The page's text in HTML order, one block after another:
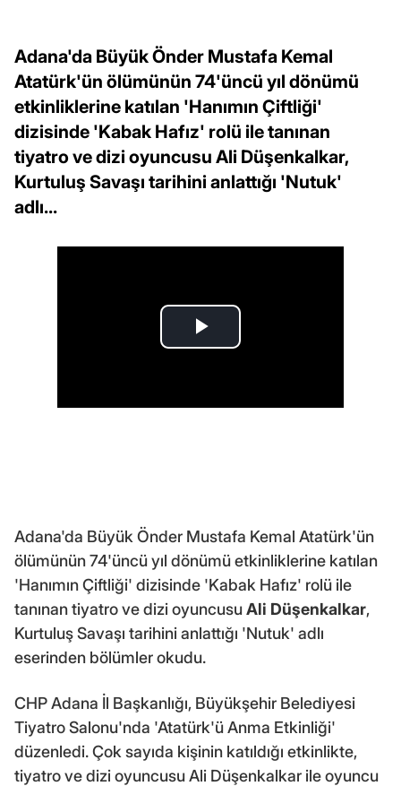
Adana'da Büyük Önder Mustafa Kemal
Atatürk'ün ölümünün 74'üncü yıl dönümü
etkinliklerine katılan 'Hanımın Çiftliği'
dizisinde 'Kabak Hafız' rolü ile tanınan
tiyatro ve dizi oyuncusu Ali Düşenkalkar,
Kurtuluş Savaşı tarihini anlattığı 'Nutuk'
adlı...
Adana'da Büyük Önder Mustafa Kemal Atatürk'ün
ölümünün 74'üncü yıl dönümü etkinliklerine katılan
'Hanımın Çiftliği' dizisinde 'Kabak Hafız' rolü ile
tanınan tiyatro ve dizi oyuncusuAli Düşenkalkar,
Kurtuluş Savaşı tarihini anlattığı 'Nutuk' adlı
eserinden bölümler okudu.
CHP Adana İl Başkanlığı, Büyükşehir Belediyesi
Tiyatro Salonu'nda 'Atatürk'ü Anma Etkinliği'
düzenledi. Çok sayıda kişinin katıldığı etkinlikte,
tiyatro ve dizi oyuncusu Ali Düşenkalkar ile oyuncu